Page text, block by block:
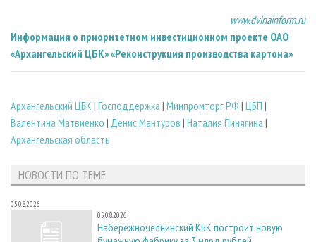
www.dvinainform.ru
Информация о приоритетном инвестиционном проекте ОАО
«Архангельский ЦБК» «Реконструкция производства картона»
Архангельский ЦБК | Господдержка | Минпромторг РФ | ЦБП |
Валентина Матвиенко | Денис Мантуров | Наталия Пинягина |
Архангельская область
НОВОСТИ ПО ТЕМЕ
05.08.2026
05.08.2026
Набережночелнинский КБК построит новую